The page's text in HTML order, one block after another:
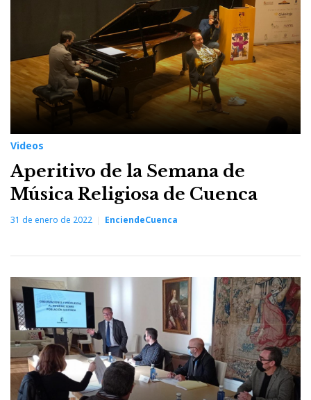
Videos
Aperitivo de la Semana de
Música Religiosa de Cuenca
31 de enero de 2022 EnciendeCuenca